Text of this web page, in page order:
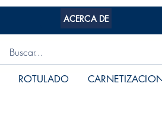
ACERCA DE
ROTULADO